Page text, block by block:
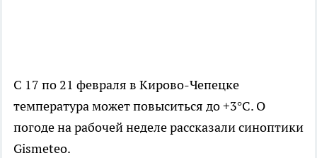
С 17 по 21 февраля в Кирово-Чепецке
температура может повыситься до +3°C. О
погоде на рабочей неделе рассказали синоптики
Gismeteo.